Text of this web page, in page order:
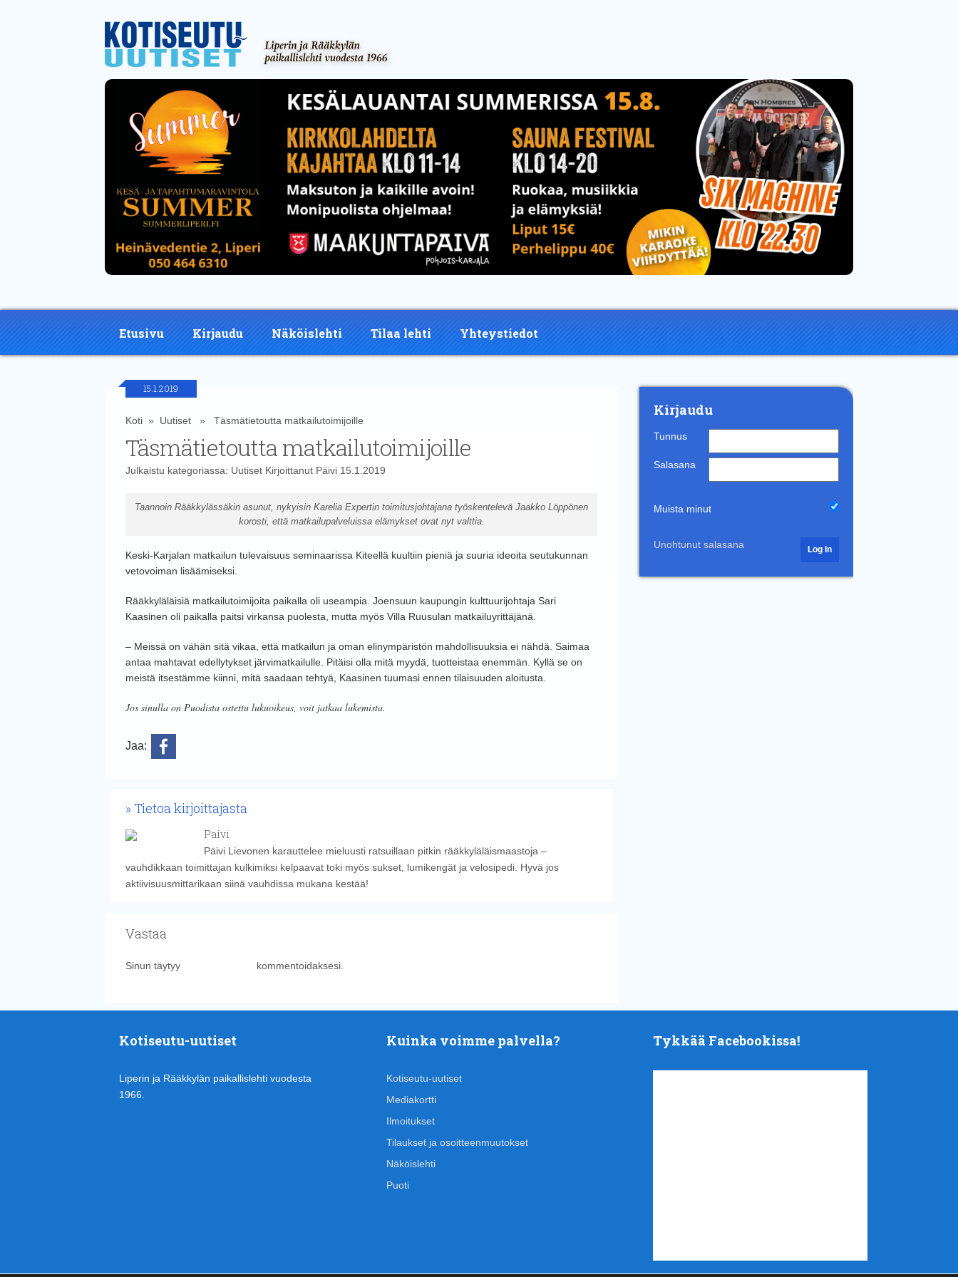
Etusivu Kirjaudu Näköislehti Tilaa lehti Yhteystiedot
15.1.2019
Koti» Uutiset» Täsmätietoutta matkailutoimijoille
Täsmätietoutta matkailutoimijoille
Julkaistu kategoriassa: UutisetKirjoittanut Päivi15.1.2019
Taannoin Rääkkylässäkin asunut, nykyisin Karelia Expertin toimitusjohtajana työskentelevä Jaakko Löppönen
korosti, että matkailupalveluissa elämykset ovat nyt valttia.
Keski-Karjalan matkailun tulevaisuus seminaarissa Kiteellä kuultiin pieniä ja suuria ideoita seutukunnan
vetovoiman lisäämiseksi.
Rääkkyläläisiä matkailutoimijoita paikalla oli useampia. Joensuun kaupungin kulttuurijohtaja Sari
Kaasinen oli paikalla paitsi virkansa puolesta, mutta myös Villa Ruusulan matkailuyrittäjänä.
– Meissä on vähän sitä vikaa, että matkailun ja oman elinympäristön mahdollisuuksia ei nähdä. Saimaa
antaa mahtavat edellytykset järvimatkailulle. Pitäisi olla mitä myydä, tuotteistaa enemmän. Kyllä se on
meistä itsestämme kiinni, mitä saadaan tehtyä, Kaasinen tuumasi ennen tilaisuuden aloitusta.
Jos sinulla on Puodista ostettu lukuoikeus, voit jatkaa lukemista.
Jaa:
Tietoa kirjoittajasta
Paivi
Päivi Lievonen karauttelee mieluusti ratsuillaan pitkin rääkkyläläismaastoja –
vauhdikkaan toimittajan kulkimiksi kelpaavat toki myös sukset, lumikengät ja velosipedi. Hyvä jos
aktiivisuusmittarikaan siinä vauhdissa mukana kestää!
Vastaa
Sinun täytyy kommentoidaksesi.
Kirjaudu
Tunnus
Salasana
Muista minut
Unohtunut salasana
Kotiseutu-uutiset
Liperin ja Rääkkylän paikallislehti vuodesta
1966.
Kuinka voimme palvella?
Kotiseutu-uutiset
Mediakortti
Ilmoitukset
Tilaukset ja osoitteenmuutokset
Näköislehti
Puoti
Tykkää Facebookissa!